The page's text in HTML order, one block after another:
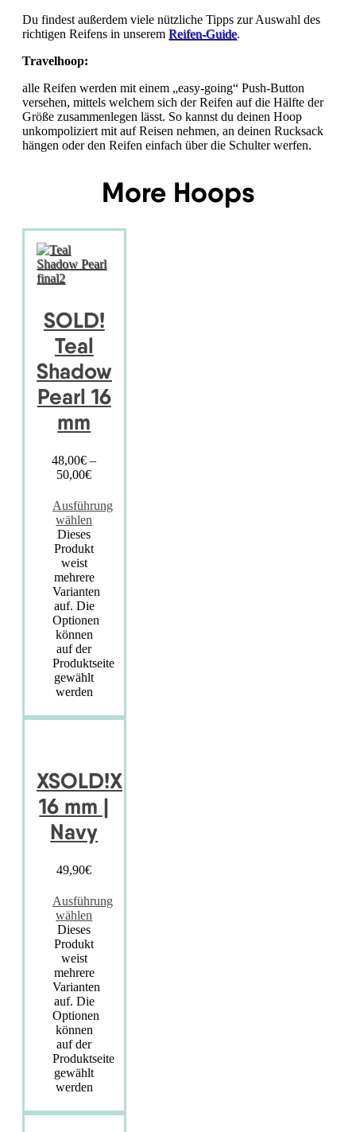
Du findest außerdem viele nützliche Tipps zur Auswahl des
richtigen Reifens in unserem Reifen-Guide.
Travelhoop:
alle Reifen werden mit einem „easy-going“ Push-Button
versehen, mittels welchem sich der Reifen auf die Hälfte der
Größe zusammenlegen lässt. So kannst du deinen Hoop
unkompoliziert mit auf Reisen nehmen, an deinen Rucksack
hängen oder den Reifen einfach über die Schulter werfen.
More Hoops
SOLD!
Teal
Shadow
Pearl 16
mm
48,00€ –
50,00€
Ausführung
wählen
Dieses
Produkt
weist
mehrere
Varianten
auf. Die
Optionen
können
auf der
Produktseite
gewählt
werden
XSOLD!X
16 mm |
Navy
49,90€
Ausführung
wählen
Dieses
Produkt
weist
mehrere
Varianten
auf. Die
Optionen
können
auf der
Produktseite
gewählt
werden